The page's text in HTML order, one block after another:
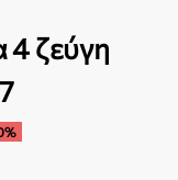
4 ζεύγη